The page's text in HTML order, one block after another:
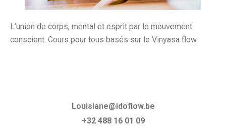
L’union de corps, mental et esprit par le mouvement
conscient. Cours pour tous basés sur le Vinyasa flow.
Louisiane@idoflow.be
+32 488 16 01 09